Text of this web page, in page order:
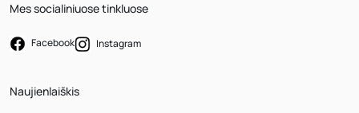
Mes socialiniuose tinkluose
Facebook Instagram
Naujienlaiškis